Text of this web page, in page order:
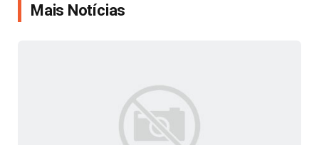
Mais Notícias